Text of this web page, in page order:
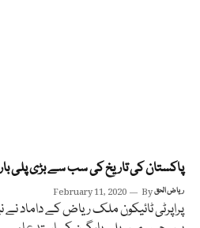
پاکستان کی تاریخ کی سب سے بڑی پلی
February 11, 2020 Byریاض الحق
پراپرٹی ٹائیکون ملک ریاض کے داماد